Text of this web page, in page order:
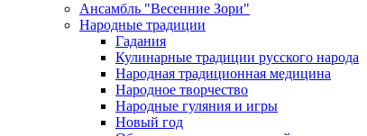
Ансамбль "Весенние Зори"
Народные традиции
Гадания
Кулинарные традиции русского народа
Народная традиционная медицина
Народное творчество
Народные гуляния и игры
Новый год